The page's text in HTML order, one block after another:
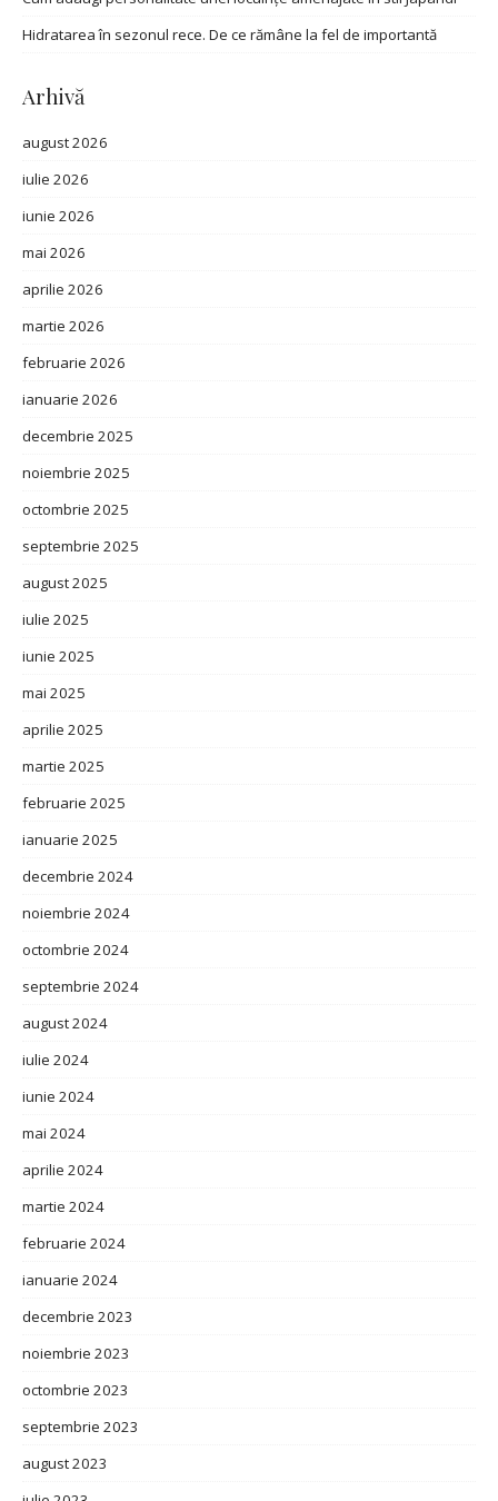
Hidratarea în sezonul rece. De ce rămâne la fel de importantă
Arhivă
august 2026
iulie 2026
iunie 2026
mai 2026
aprilie 2026
martie 2026
februarie 2026
ianuarie 2026
decembrie 2025
noiembrie 2025
octombrie 2025
septembrie 2025
august 2025
iulie 2025
iunie 2025
mai 2025
aprilie 2025
martie 2025
februarie 2025
ianuarie 2025
decembrie 2024
noiembrie 2024
octombrie 2024
septembrie 2024
august 2024
iulie 2024
iunie 2024
mai 2024
aprilie 2024
martie 2024
februarie 2024
ianuarie 2024
decembrie 2023
noiembrie 2023
octombrie 2023
septembrie 2023
august 2023